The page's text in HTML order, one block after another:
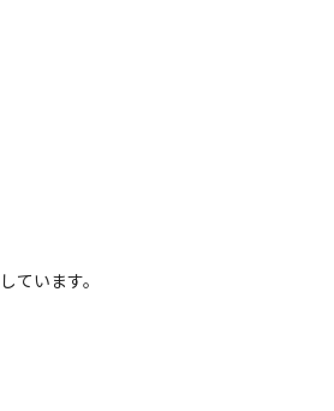
ています。